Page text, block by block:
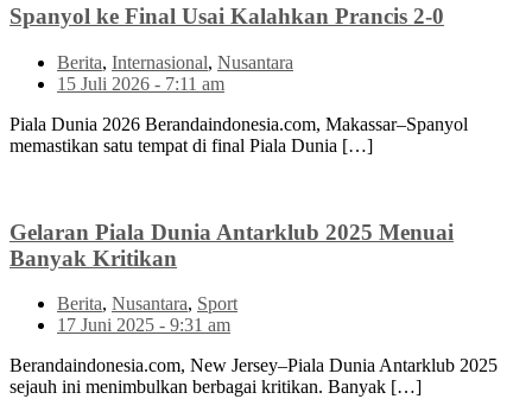
Spanyol ke Final Usai Kalahkan Prancis 2-0
Berita, Internasional, Nusantara
15 Juli 2026 - 7:11 am
Piala Dunia 2026 Berandaindonesia.com, Makassar–Spanyol
memastikan satu tempat di final Piala Dunia […]
Gelaran Piala Dunia Antarklub 2025 Menuai
Banyak Kritikan
Berita, Nusantara, Sport
17 Juni 2025 - 9:31 am
Berandaindonesia.com, New Jersey–Piala Dunia Antarklub 2025
sejauh ini menimbulkan berbagai kritikan. Banyak […]